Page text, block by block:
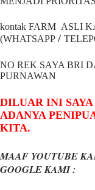
kontak FARM ASLI
(WHATSAPP /
NO REK SAYA BRI
PURNAWAN
DILUAR INI
ADANYA
KITA.
MAAF YOUTUBE
GOOGLE KAMI :